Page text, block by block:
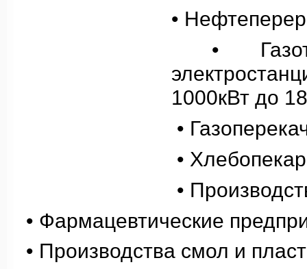
•
•
1000кВт до
•
•
•
• Фармацевтические
• Производства смол и